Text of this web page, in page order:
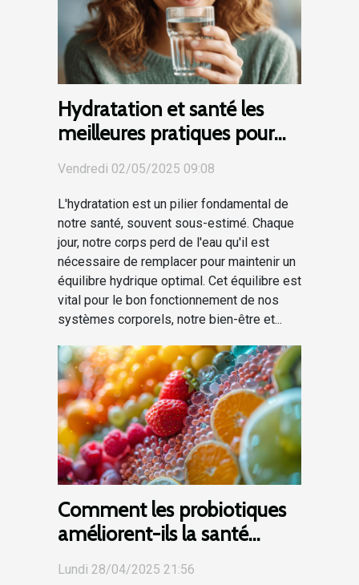
Hydratation et santé les
meilleures pratiques pour
maintenir l'équilibre
hydrique
Vendredi 02/05/2025 09:08
L'hydratation est un pilier fondamental de
notre santé, souvent sous-estimé. Chaque
jour, notre corps perd de l'eau qu'il est
nécessaire de remplacer pour maintenir un
équilibre hydrique optimal. Cet équilibre est
vital pour le bon fonctionnement de nos
systèmes corporels, notre bien-être et...
Comment les probiotiques
améliorent-ils la santé
Lundi 28/04/2025 21:56